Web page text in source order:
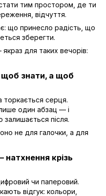
тим простором, де ти
відчуття.
що принесло радість, що
зберегти.
для таких вечорів:
щоб знати, а щоб
торкається серця.
один абзац — і
після.
не для галочки, а для
крізь
чи паперовий.
відгук: кольори,